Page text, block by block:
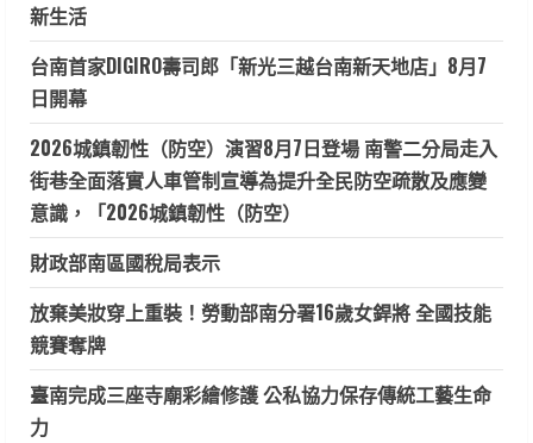
新生活
台南首家DIGIRO壽司郎「新光三越台南新天地店」8月7
日開幕
2026城鎮韌性（防空）演習8月7日登場 南警二分局走入
街巷全面落實人車管制宣導為提升全民防空疏散及應變
意識，「2026城鎮韌性（防空）
財政部南區國稅局表示
放棄美妝穿上重裝！勞動部南分署16歲女銲將 全國技能
競賽奪牌
臺南完成三座寺廟彩繪修護 公私協力保存傳統工藝生命
力